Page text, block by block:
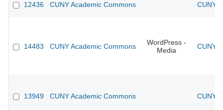
12436 CUNY Academic Commons CUNY
14483 CUNY Academic Commons
WordPress -
Media
CUNY
13949 CUNY Academic Commons CUNY